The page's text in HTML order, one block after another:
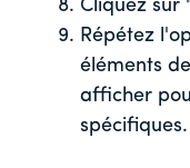
Cliquez sur
Répétez
éléments
afficher
spécifiques.